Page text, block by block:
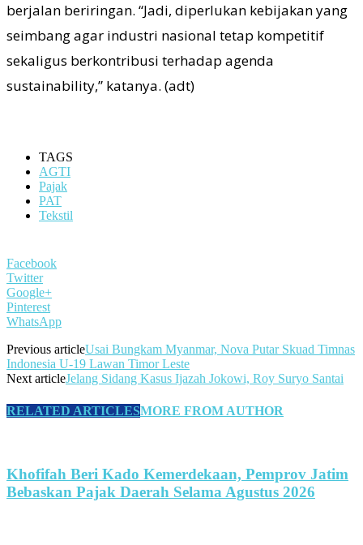
berjalan beriringan. “Jadi, diperlukan kebijakan yang
seimbang agar industri nasional tetap kompetitif
sekaligus berkontribusi terhadap agenda
sustainability,” katanya. (adt)
TAGS
AGTI
Pajak
PAT
Tekstil
Facebook
Twitter
Google+
Pinterest
WhatsApp
Previous articleUsai Bungkam Myanmar, Nova Putar Skuad Timnas
Indonesia U-19 Lawan Timor Leste
Next articleJelang Sidang Kasus Ijazah Jokowi, Roy Suryo Santai
RELATED ARTICLESMORE FROM AUTHOR
Khofifah Beri Kado Kemerdekaan, Pemprov Jatim
Bebaskan Pajak Daerah Selama Agustus 2026